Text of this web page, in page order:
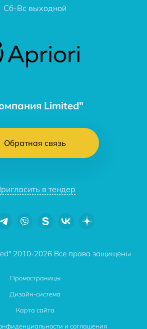
Limited"
Обратная связь
в тендер
Сб-Вс выходной
2010-2026 Все права защищены
Промостраницы
Дизайн-система
Карта сайта
и соглашения